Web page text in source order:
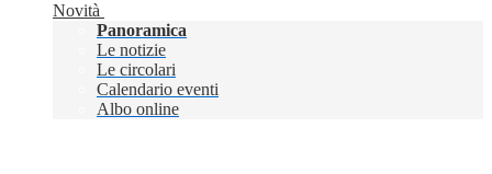
Novità
Panoramica
Le notizie
Le circolari
Calendario eventi
Albo online